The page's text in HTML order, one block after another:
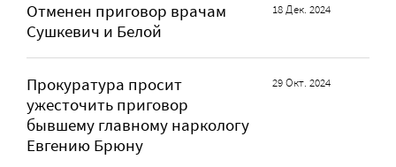
Отменен приговор врачам
Сушкевич и Белой
18 Дек. 2024
Прокуратура просит
ужесточить приговор
бывшему главному наркологу
Евгению Брюну
29 Окт. 2024